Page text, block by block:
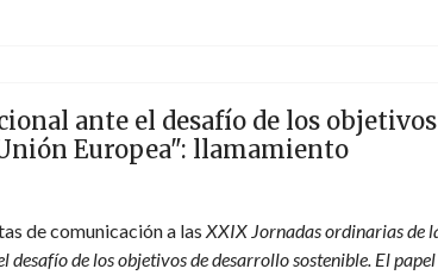
ante el desafío de los objetivos
Europea": llamamiento
de comunicación a las XXIX Jornadas ordinarias de
de los objetivos de desarrollo sostenible. El papel